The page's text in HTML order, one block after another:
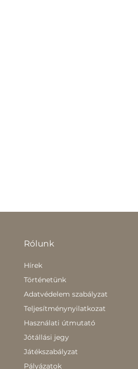
Rólunk
Hírek
Történetünk
Adatvédelem szabályzat
Teljesítménynyilatkozat
Használati útmutató
Jótállási jegy
Játékszabályzat
Pályázatok